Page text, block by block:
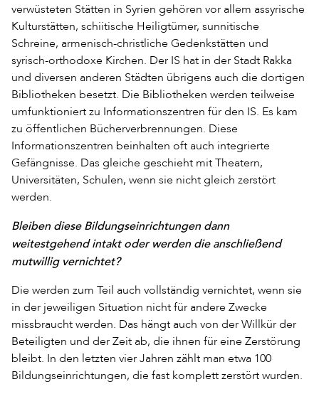
verwüsteten Stätten in Syrien gehören vor allem assyrische
Kulturstätten, schiitische Heiligtümer, sunnitische
Schreine, armenisch-christliche Gedenkstätten und
syrisch-orthodoxe Kirchen. Der IS hat in der Stadt Rakka
und diversen anderen Städten übrigens auch die dortigen
Bibliotheken besetzt. Die Bibliotheken werden teilweise
umfunktioniert zu Informationszentren für den IS. Es kam
zu öffentlichen Bücherverbrennungen. Diese
Informationszentren beinhalten oft auch integrierte
Gefängnisse. Das gleiche geschieht mit Theatern,
Universitäten, Schulen, wenn sie nicht gleich zerstört
werden.
Bleiben diese Bildungseinrichtungen dann
weitestgehend intakt oder werden die anschließend
mutwillig vernichtet?
Die werden zum Teil auch vollständig vernichtet, wenn sie
in der jeweiligen Situation nicht für andere Zwecke
missbraucht werden. Das hängt auch von der Willkür der
Beteiligten und der Zeit ab, die ihnen für eine Zerstörung
bleibt. In den letzten vier Jahren zählt man etwa 100
Bildungseinrichtungen, die fast komplett zerstört wurden.